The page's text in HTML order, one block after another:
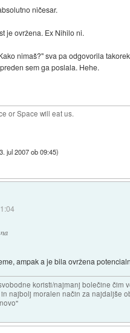
ničesar.
je ovržena. Ex Nihilo ni.
nimaš?" sva pa odgovorila
sem ga poslala. Hehe.
or Space will eat us.
jul 2007 ob 09:45)
ampak a je bila ovržena
koristi/najmanj bolečine čim
najbolj moralen način za najdaljše